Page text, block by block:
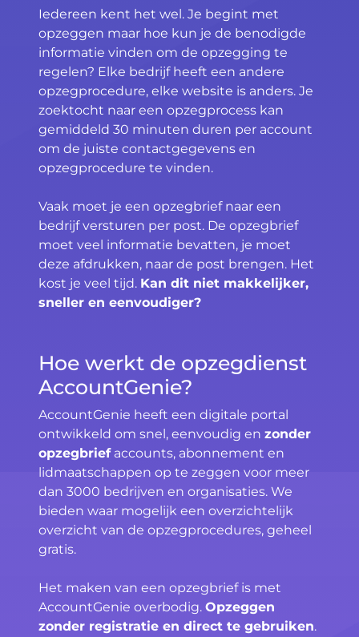
Iedereen kent het wel. Je begint met
opzeggen maar hoe kun je de benodigde
informatie vinden om de opzegging te
regelen? Elke bedrijf heeft een andere
opzegprocedure, elke website is anders. Je
zoektocht naar een opzegprocess kan
gemiddeld 30 minuten duren per account
om de juiste contactgegevens en
opzegprocedure te vinden.
Vaak moet je een opzegbrief naar een
bedrijf versturen per post. De opzegbrief
moet veel informatie bevatten, je moet
deze afdrukken, naar de post brengen. Het
kost je veel tijd. Kan dit niet makkelijker,
sneller en eenvoudiger?
Hoe werkt de opzegdienst
AccountGenie?
AccountGenie heeft een digitale portal
ontwikkeld om snel, eenvoudig en zonder
opzegbriefaccounts, abonnement en
lidmaatschappen op te zeggen voor meer
dan 3000 bedrijven en organisaties. We
bieden waar mogelijk een overzichtelijk
overzicht van de opzegprocedures, geheel
gratis.
Het maken van een opzegbrief is met
AccountGenie overbodig. Opzeggen
zonder registratie en direct te gebruiken.